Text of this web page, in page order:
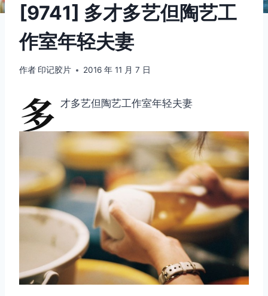
[9741] 多才多艺但陶艺工
作室年轻夫妻
作者 印记胶片 2016 年 11 月 7 日
多 才多艺但陶艺工作室年轻夫妻